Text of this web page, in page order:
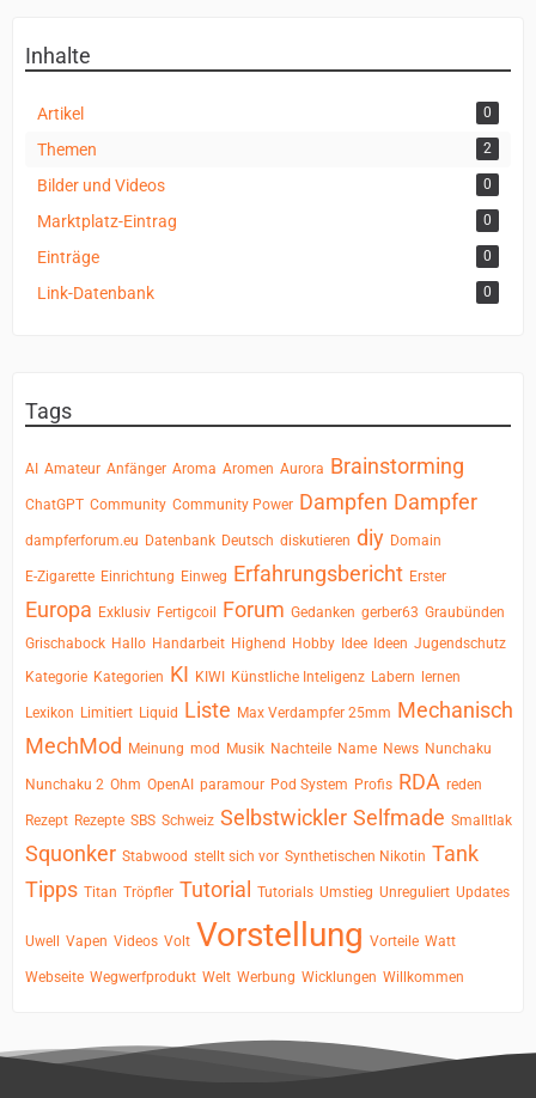
Inhalte
Artikel 0
Themen 2
Bilder und Videos 0
Marktplatz-Eintrag 0
Einträge 0
Link-Datenbank 0
Tags
AI Amateur Anfänger Aroma Aromen Aurora Brainstorming
ChatGPT Community Community Power Dampfen Dampfer
dampferforum.eu Datenbank Deutsch diskutieren diy Domain
E-Zigarette Einrichtung Einweg Erfahrungsbericht Erster
Europa Exklusiv Fertigcoil Forum Gedanken gerber63 Graubünden
Grischabock Hallo Handarbeit Highend Hobby Idee Ideen Jugendschutz
Kategorie Kategorien KI KIWI Künstliche Inteligenz Labern lernen
Lexikon Limitiert Liquid Liste Max Verdampfer 25mm Mechanisch
MechMod Meinung mod Musik Nachteile Name News Nunchaku
Nunchaku 2 Ohm OpenAI paramour Pod System Profis RDA reden
Rezept Rezepte SBS Schweiz Selbstwickler Selfmade Smalltlak
Squonker Stabwood stellt sich vor Synthetischen Nikotin Tank
Tipps Titan Tröpfler Tutorial Tutorials Umstieg Unreguliert Updates
Uwell Vapen Videos Volt Vorstellung Vorteile Watt
Webseite Wegwerfprodukt Welt Werbung Wicklungen Willkommen